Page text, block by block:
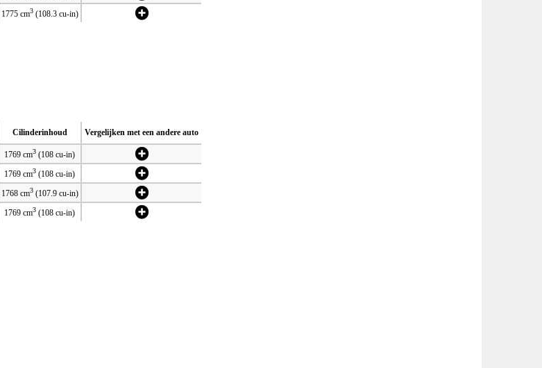
1775 cm3(108.3 cu-in)
Cilinderinhoud Vergelijken met een andere auto
1769 cm3 (108 cu-in)
1769 cm3 (108 cu-in)
1768 cm3(107.9 cu-in)
1769 cm3 (108 cu-in)